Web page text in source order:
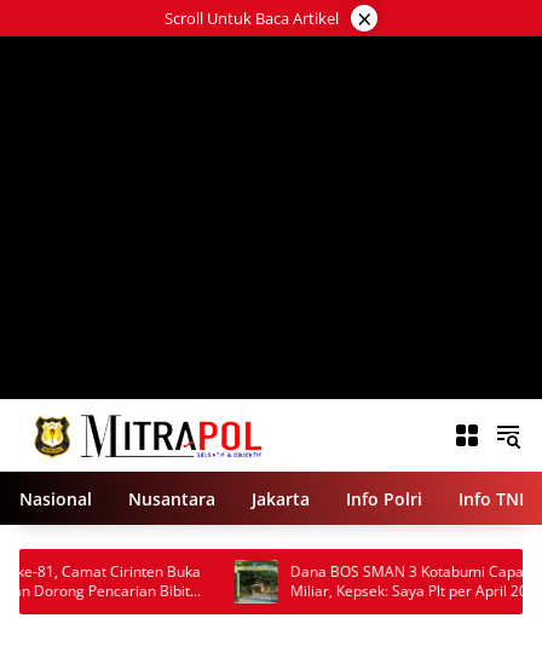
ke
Scroll Untuk Baca Artikel ×
Nasional Nusantara Jakarta Info Polri Info TNI
Dana BOS SMAN 3 Kotabumi Capai Rp6,8
Miliar, Kepsek: Saya Plt per April 2026
Wabup
Dorong
Adaptif